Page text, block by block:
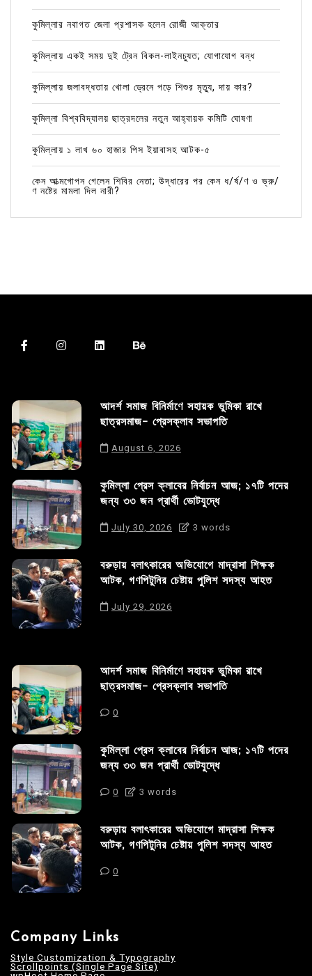
কুমিল্লার নবাগত জেলা প্রশাসক হলেন রোজী আক্তার
কুমিল্লায় একই সময় দুই ট্রেন বিকল-লাইনচ্যুত; যোগাযোগ বন্ধ
কুমিল্লায় জলাবদ্ধতায় খোলা ড্রেনে পড়ে শিশুর মৃত্যু, দায় কার?
কুমিল্লা বিশ্ববিদ্যালয় ছাত্রদলের নতুন আহ্বায়ক কমিটি ঘোষণা
কুমিল্লায় ১ লাখ ৬০ হাজার পিস ইয়াবাসহ আটক-৫
কেন আত্মগোপন গেলেন শিবির নেতা; উদ্ধারের পর কেন ধ/র্ষ/ণ ও ভ্রু/
ণ নষ্টের মামলা দিল নারী?
আদর্শ সমাজ বিনির্মাণে সহায়ক ভুমিকা রাখে
ছাত্রসমাজ- প্রেসক্লাব সভাপতি
August 6, 2026
কুমিল্লা প্রেস ক্লাবের নির্বাচন আজ; ১৭টি পদের
জন্য ৩৩ জন প্রার্থী ভোটযুদ্ধে
July 30, 2026 3 words
বরুড়ায় বলাৎকারের অভিযোগে মাদ্রাসা শিক্ষক
আটক, গণপিটুনির চেষ্টায় পুলিশ সদস্য আহত
July 29, 2026
আদর্শ সমাজ বিনির্মাণে সহায়ক ভুমিকা রাখে
ছাত্রসমাজ- প্রেসক্লাব সভাপতি
0
কুমিল্লা প্রেস ক্লাবের নির্বাচন আজ; ১৭টি পদের
জন্য ৩৩ জন প্রার্থী ভোটযুদ্ধে
0 3 words
বরুড়ায় বলাৎকারের অভিযোগে মাদ্রাসা শিক্ষক
আটক, গণপিটুনির চেষ্টায় পুলিশ সদস্য আহত
0
Company Links
Style Customization & Typography
Scrollpoints (Single Page Site)